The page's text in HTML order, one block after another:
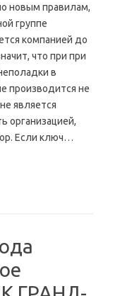
новым правилам,
группе
компанией до
что при при
в
производится не
является
организацией,
Если ключ…